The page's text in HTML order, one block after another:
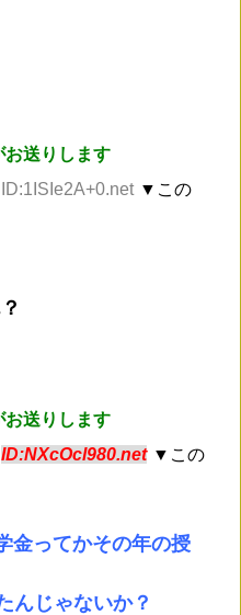
送りします
▼この
送りします
ID:NXcOcl980.net ▼この
金ってかその年の授
んじゃないか？